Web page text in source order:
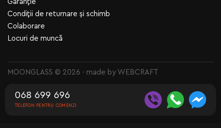
Garanție
Condiții de returnare și schimb
Colaborare
Locuri de muncă
MOONGLASS © 2026 · made by WEBCRAFT
068 699 696
TELEFON PENTRU COMENZI